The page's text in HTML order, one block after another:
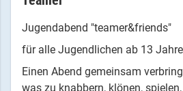
Jugendabend "teamer&friends"
für alle Jugendlichen ab 13
Einen Abend gemeinsam
was zu knabbern, klönen,